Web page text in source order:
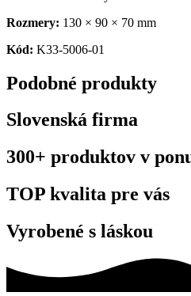
5006-
Rozmery: 130 × 90 × 70 mm
Kód: K33-5006-01
Podobné produkty
Slovenská firma
300+ produktov v
TOP kvalita pre vás
Vyrobené s láskou